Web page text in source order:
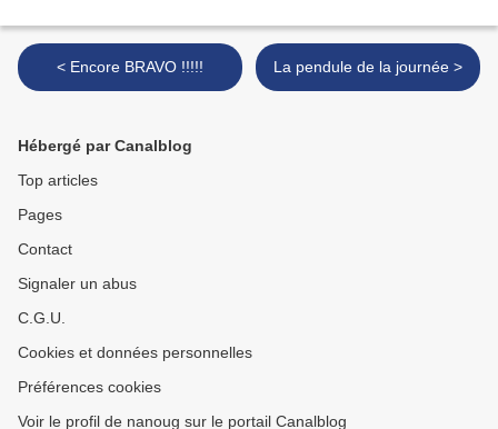
< Encore BRAVO !!!!! La pendule de la journée >
Hébergé par Canalblog
Top articles
Pages
Contact
Signaler un abus
C.G.U.
Cookies et données personnelles
Préférences cookies
Voir le profil de nanoug sur le portail Canalblog